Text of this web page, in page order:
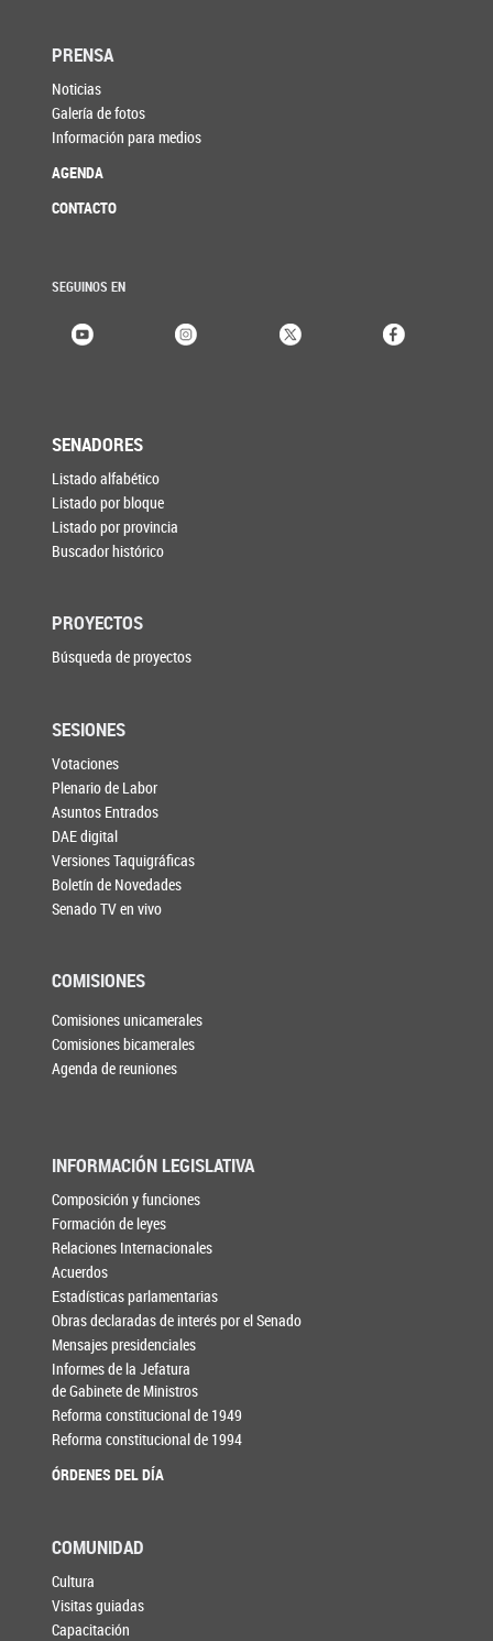
PRENSA
Noticias
Galería de fotos
Información para medios
AGENDA
CONTACTO
SEGUINOS EN
SENADORES
Listado alfabético
Listado por bloque
Listado por provincia
Buscador histórico
PROYECTOS
Búsqueda de proyectos
SESIONES
Votaciones
Plenario de Labor
Asuntos Entrados
DAE digital
Versiones Taquigráficas
Boletín de Novedades
Senado TV en vivo
COMISIONES
Comisiones unicamerales
Comisiones bicamerales
Agenda de reuniones
INFORMACIÓN LEGISLATIVA
Composición y funciones
Formación de leyes
Relaciones Internacionales
Acuerdos
Estadísticas parlamentarias
Obras declaradas de interés por el Senado
Mensajes presidenciales
Informes de la Jefatura
de Gabinete de Ministros
Reforma constitucional de 1949
Reforma constitucional de 1994
ÓRDENES DEL DÍA
COMUNIDAD
Cultura
Visitas guiadas
Capacitación